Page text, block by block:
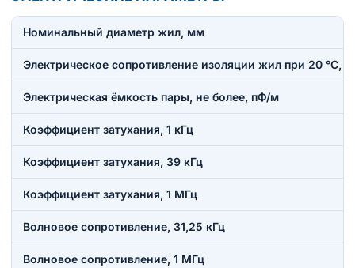
Номинальный диаметр жил, мм
Электрическое сопротивление изоляции жил при 20 °C,
Электрическая ёмкость пары, не более, пФ/м
Коэффициент затухания, 1 кГц
Коэффициент затухания, 39 кГц
Коэффициент затухания, 1 МГц
Волновое сопротивление, 31,25 кГц
Волновое сопротивление, 1 МГц